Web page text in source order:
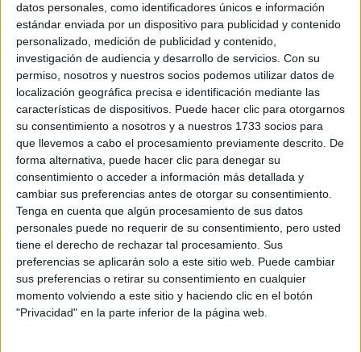
datos personales, como identificadores únicos e información
estándar enviada por un dispositivo para publicidad y contenido
personalizado, medición de publicidad y contenido,
investigación de audiencia y desarrollo de servicios. Con su
permiso, nosotros y nuestros socios podemos utilizar datos de
localización geográfica precisa e identificación mediante las
características de dispositivos. Puede hacer clic para otorgarnos
su consentimiento a nosotros y a nuestros 1733 socios para
que llevemos a cabo el procesamiento previamente descrito. De
forma alternativa, puede hacer clic para denegar su
consentimiento o acceder a información más detallada y
cambiar sus preferencias antes de otorgar su consentimiento.
Tenga en cuenta que algún procesamiento de sus datos
personales puede no requerir de su consentimiento, pero usted
tiene el derecho de rechazar tal procesamiento. Sus
preferencias se aplicarán solo a este sitio web. Puede cambiar
sus preferencias o retirar su consentimiento en cualquier
momento volviendo a este sitio y haciendo clic en el botón
"Privacidad" en la parte inferior de la página web.
WRC
S-CER
ERC
CERA
CERT
Internacionales
Campeonatos Autonómicos
Históricos
Dakar
RallyCross
Circuitos
F1
Fórmula E
F2 / F3 / F4
Resistencia
Indycar
Otros